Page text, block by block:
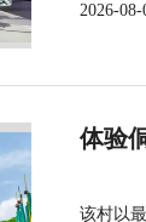
2026-08-
体验
该村以